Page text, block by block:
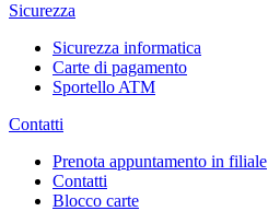
Sicurezza
Sicurezza informatica
Carte di pagamento
Sportello ATM
Contatti
Prenota appuntamento in filiale
Contatti
Blocco carte